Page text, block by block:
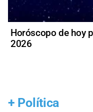
Horóscopo de hoy
2026
+ Política